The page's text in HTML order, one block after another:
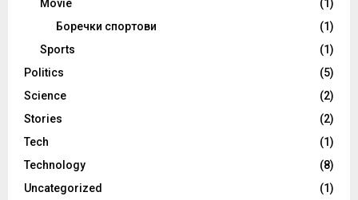
Movie
(1)
Боречки спортови
(1)
Sports
(1)
Politics
(5)
Science
(2)
Stories
(2)
Tech
(1)
Technology
(8)
Uncategorized
(1)